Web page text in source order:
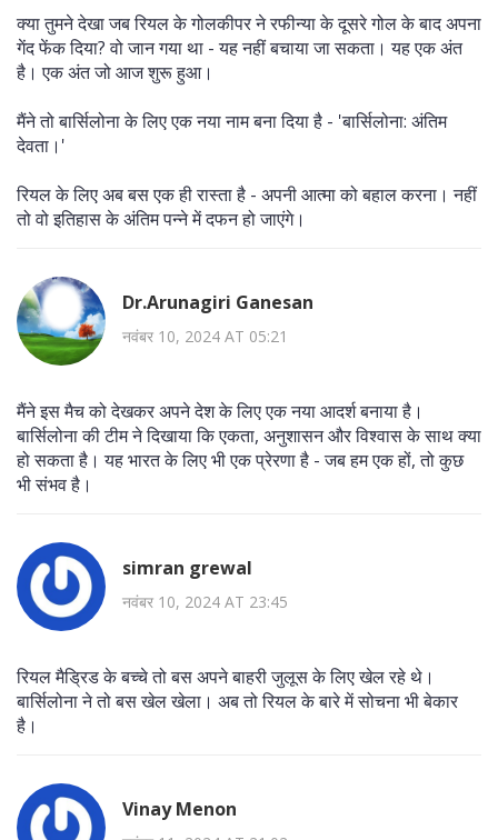
क्या तुमने देखा जब रियल के गोलकीपर ने रफीन्या के दूसरे गोल के बाद अपना
गेंद फेंक दिया? वो जान गया था - यह नहीं बचाया जा सकता। यह एक अंत
है। एक अंत जो आज शुरू हुआ।
मैंने तो बार्सिलोना के लिए एक नया नाम बना दिया है - 'बार्सिलोना: अंतिम
देवता।'
रियल के लिए अब बस एक ही रास्ता है - अपनी आत्मा को बहाल करना। नहीं
तो वो इतिहास के अंतिम पन्ने में दफन हो जाएंगे।
Dr.Arunagiri Ganesan
नवंबर 10, 2024 AT 05:21
मैंने इस मैच को देखकर अपने देश के लिए एक नया आदर्श बनाया है।
बार्सिलोना की टीम ने दिखाया कि एकता, अनुशासन और विश्वास के साथ क्या
हो सकता है। यह भारत के लिए भी एक प्रेरणा है - जब हम एक हों, तो कुछ
भी संभव है।
simran grewal
नवंबर 10, 2024 AT 23:45
रियल मैड्रिड के बच्चे तो बस अपने बाहरी जुलूस के लिए खेल रहे थे।
बार्सिलोना ने तो बस खेल खेला। अब तो रियल के बारे में सोचना भी बेकार
है।
Vinay Menon